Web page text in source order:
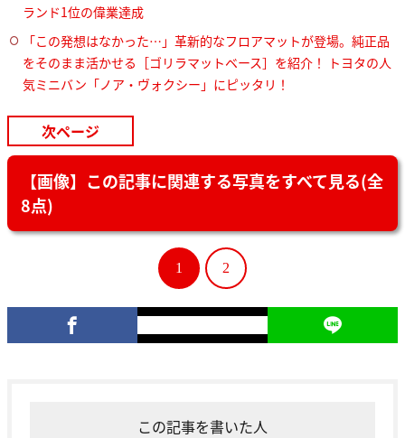
ランド1位の偉業達成
「この発想はなかった…」革新的なフロアマットが登場。純正品
をそのまま活かせる［ゴリラマットベース］を紹介！ トヨタの人
気ミニバン「ノア・ヴォクシー」にピッタリ！
次ページ
【画像】この記事に関連する写真をすべて見る(全
8点)
1 2
この記事を書いた人